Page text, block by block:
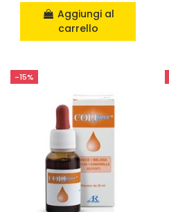
Aggiungi al
carrello
-15%